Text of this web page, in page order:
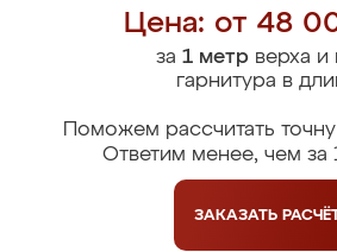
Цена: от 48
за 1 метрверха и
гарнитура в
Поможем рассчитать
Ответим менее, чем за
ЗАКАЗАТЬ